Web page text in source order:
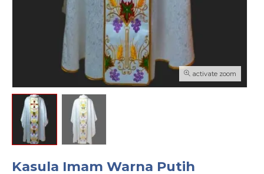
activate zoom
Kasula Imam Warna Putih